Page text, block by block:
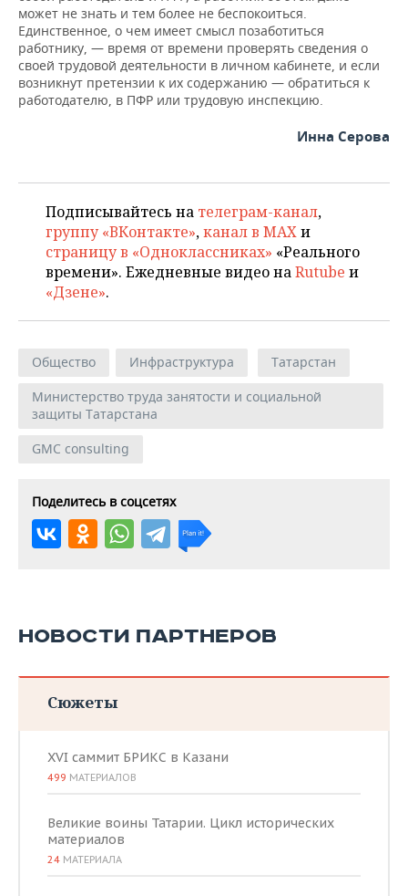
может не знать и тем более не беспокоиться.
Единственное, о чем имеет смысл позаботиться
работнику, — время от времени проверять сведения о
своей трудовой деятельности в личном кабинете, и если
возникнут претензии к их содержанию — обратиться к
работодателю, в ПФР или трудовую инспекцию.
Инна Серова
Подписывайтесь на телеграм-канал,
группу «ВКонтакте»,канал в MAXи
страницу в «Одноклассниках» «Реального
времени». Ежедневные видео наRutube и
«Дзене».
Общество Инфраструктура
Татарстан
Министерство труда занятости и социальной
защиты Татарстана
GMC consulting
Поделитесь в соцсетях
НОВОСТИ ПАРТНЕРОВ
Сюжеты
XVI саммит БРИКС в Казани
499 МАТЕРИАЛОВ
Великие воины Татарии. Цикл исторических
материалов
24 МАТЕРИАЛА